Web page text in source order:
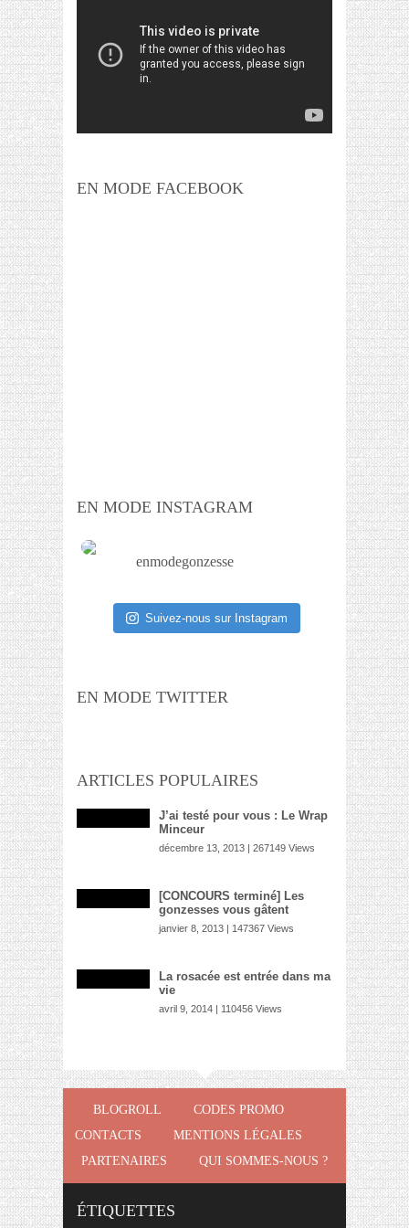
EN MODE FACEBOOK
EN MODE INSTAGRAM
enmodegonzesse
Suivez-nous sur Instagram
EN MODE TWITTER
ARTICLES POPULAIRES
J’ai testé pour vous : Le Wrap
Minceur
décembre 13, 2013 | 267149 Views
[CONCOURS terminé] Les
gonzesses vous gâtent
janvier 8, 2013 | 147367 Views
La rosacée est entrée dans ma
vie
avril 9, 2014 | 110456 Views
BLOGROLL
CODES PROMO
CONTACTS
MENTIONS LÉGALES
PARTENAIRES
QUI SOMMES-NOUS ?
ÉTIQUETTES